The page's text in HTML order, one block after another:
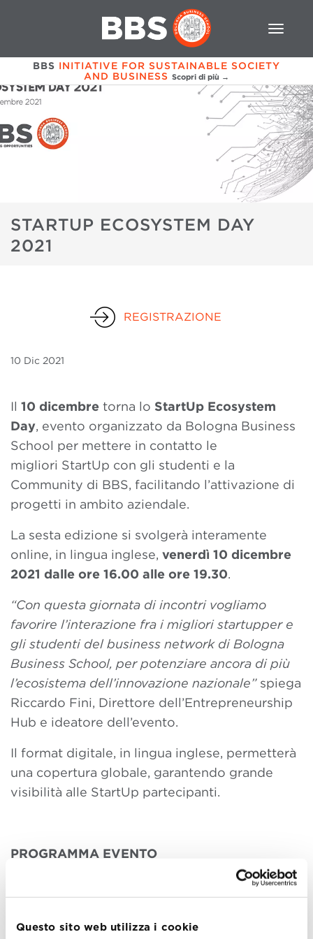
Questo sito web utilizza i cookie
BBS INITIATIVE FOR SUSTAINABLE SOCIETY
AND BUSINESS Scopri di più →
STARTUP ECOSYSTEM DAY
2021
10 Dic 2021
REGISTRAZIONE
Il 10 dicembre torna lo StartUp Ecosystem
Day, evento organizzato da Bologna Business
School per mettere in contatto le
migliori StartUp con gli studenti e la
Community di BBS, facilitando l’attivazione di
progetti in ambito aziendale.
La sesta edizione si svolgerà interamente
online, in lingua inglese, venerdì 10 dicembre
2021 dalle ore 16.00 alle ore 19.30.
“Con questa giornata di incontri vogliamo
favorire l’interazione fra i migliori startupper e
gli studenti del business network di Bologna
Business School, per potenziare ancora di più
l’ecosistema dell’innovazione nazionale”spiega
Riccardo Fini, Direttore dell’Entrepreneurship
Hub e ideatore dell’evento.
Il format digitale, in lingua inglese, permetterà
una copertura globale, garantendo grande
visibilità alle StartUp partecipanti.
PROGRAMMA EVENTO
Sessione Plenaria